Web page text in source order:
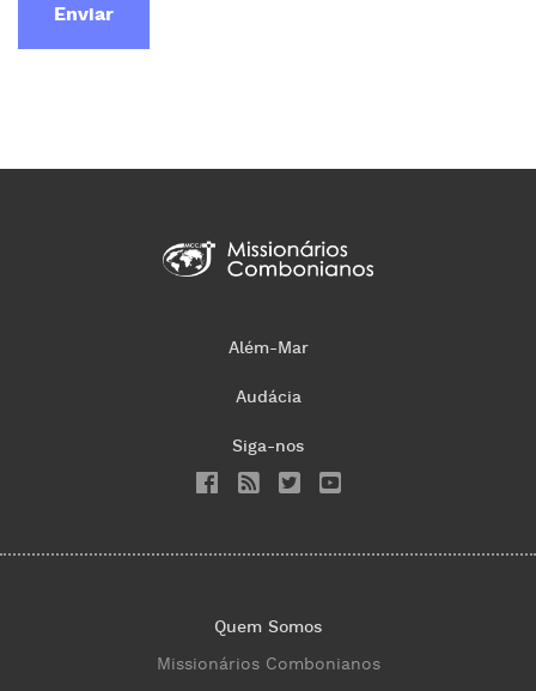
Enviar
Além-Mar
Audácia
Siga-nos
Quem Somos
Missionários Combonianos